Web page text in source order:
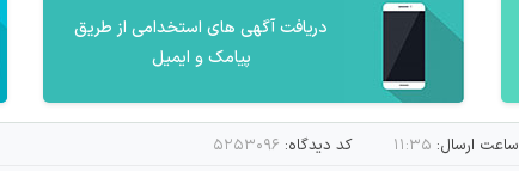
دریافت آگهی های استخدامی از طریق
پیامک و ایمیل
ساعت ارسال: ۱۱:۳۵ کد دیدگاه: ۵۲۵۳۰۹۶